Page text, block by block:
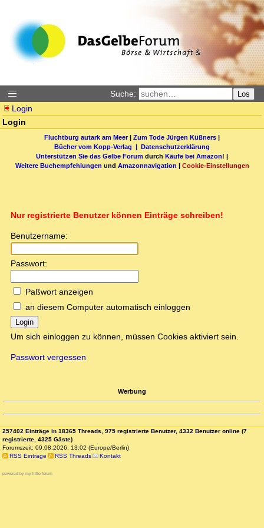
Suche: Los
Login
Login
Fluchtburg autark am Meer| Zum Tode Jürgen Küßners |
Bücher vom Kopp-Verlag | Datenschutzerklärung
Unterstützen Sie das Gelbe Forum durch Käufe bei Amazon! |
Weitere Buchempfehlungen und Amazonnavigation | Cookie-Einstellungen
Nur registrierte Benutzer können Einträge schreiben!
Benutzername:
Passwort:
Paßwort anzeigen
an diesem Computer automatisch einloggen
Login
Um sich einloggen zu können, müssen Cookies aktiviert sein.
Passwort vergessen
Werbung
257402 Einträge in 18365 Threads, 975 registrierte Benutzer, 4332 Benutzer online (7
registrierte, 4325 Gäste)
Forumszeit: 09.08.2026, 13:02 (Europe/Berlin)
RSS Einträge
RSS Threads Kontakt
powered by my little forum